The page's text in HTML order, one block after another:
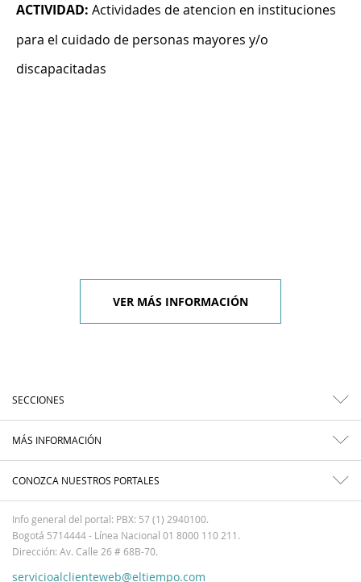
ACTIVIDAD: Actividades de atencion en instituciones
para el cuidado de personas mayores y/o
discapacitadas
VER MÁS INFORMACIÓN
SECCIONES
MÁS INFORMACIÓN
CONOZCA NUESTROS PORTALES
Info general del portal: PBX: 57 (1) 2940100.
Bogotá 5714444 - Línea Nacional 01 8000 110 211.
Dirección: Av. Calle 26 # 68B-70.
servicioalclienteweb@eltiempo.com